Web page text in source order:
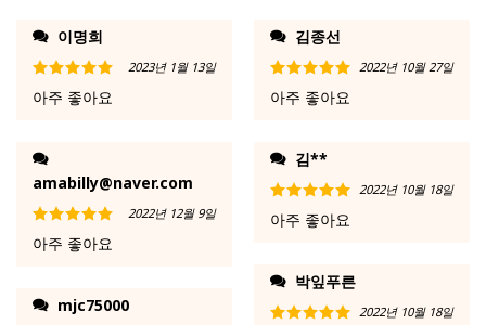
이명희
5 중에서5
로 평가됨
2023년 1월 13일
아주 좋아요
amabilly@naver.com
5 중에서5
로 평가됨
2022년 12월 9일
아주 좋아요
mjc75000
김종선
5 중에서5
로 평가됨
2022년 10월 27일
아주 좋아요
김**
5 중에서5
로 평가됨
2022년 10월 18일
아주 좋아요
박잎푸른
2022년 10월 18일